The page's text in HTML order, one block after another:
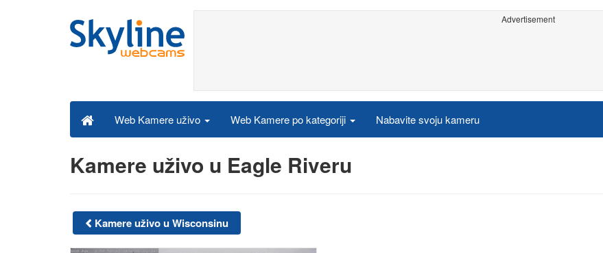
Advertisement
Web Kamere uživo Web Kamere po kategoriji Nabavite svoju kameru
Kamere uživo u Eagle Riveru
Kamere uživo u Wisconsinu